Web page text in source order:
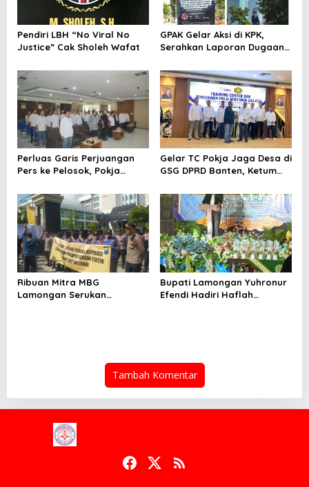
Pendiri LBH “No Viral No
Justice” Cak Sholeh Wafat
GPAK Gelar Aksi di KPK,
Serahkan Laporan Dugaan
Perluas Garis Perjuangan
Pers ke Pelosok, Pokja
Kabupaten/Kota Resmi
Dilantik
Gelar TC Pokja Jaga Desa di
GSG DPRD Banten, Ketum
Diversifikasi Bisnis
Perusahaan Media
Ribuan Mitra MBG
Lamongan Serukan
Bupati Lamongan Yuhronur
Efendi Hadiri Haflah
Tambah Komentar